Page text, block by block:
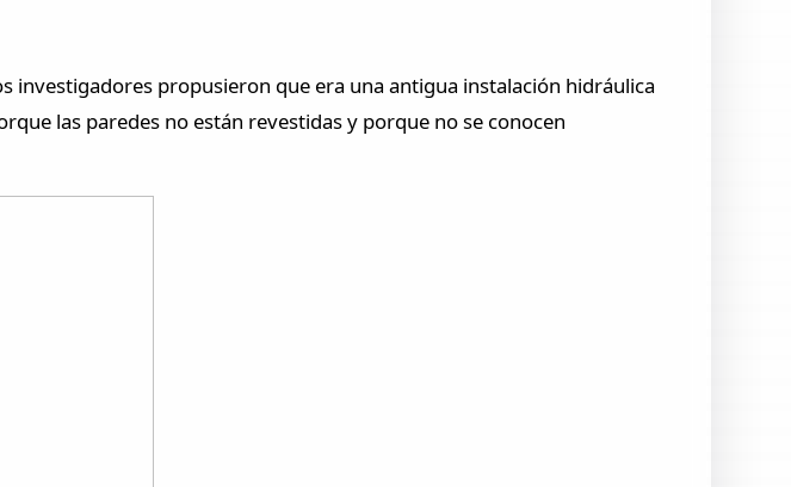
investigadores propusieron que era una antigua instalación hidráulica
las paredes no están revestidas y porque no se conocen